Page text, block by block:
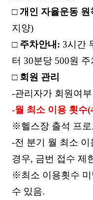
□개인 자율운동 원
지양)
□ 주차안내 : 3시간
터 30분당 500원 주
□ 회원 관리
-관리자가 회원여
-월 최소 이용 횟수
※헬스장 출석 프
-전 분기 월 최소 이
경우, 금번 접수 제
※최소 이용횟수
수 있음.